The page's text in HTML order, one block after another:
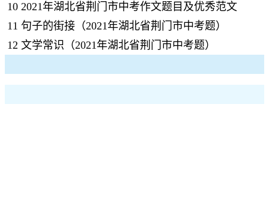
10 2021年湖北省荆门市中考作文题目及优秀范文
11 句子的街接（2021年湖北省荆门市中考题）
12 文学常识（2021年湖北省荆门市中考题）